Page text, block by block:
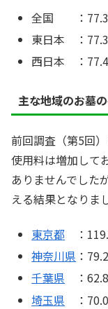
全国 ：
東日本 ：
西日本 ：
主な地域のお墓
前回調査（第5回
使用料は増加して
ありませんでした
える結果となりま
東京都 ：
神奈川県 ：
千葉県 ：
埼玉県 ：